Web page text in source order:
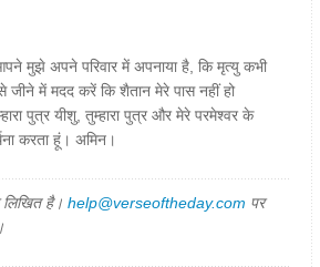
मुझे अपने परिवार में अपनाया है, कि मृत्यु कभी
जीने में मदद करें कि शैतान मेरे पास नहीं हो
पुत्र यीशु, तुम्हारा पुत्र और मेरे परमेश्वर के
करता हूं। अमिन।
लिखित है। help@verseoftheday.com पर